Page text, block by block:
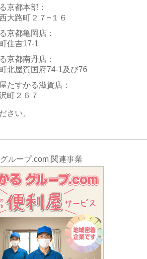
京都本部：
大路町２７−１６
京都亀岡店：
住吉17-1
京都南丹店：
北屋賀国府74-1及び76
たすかる滋賀店：
町２６７
さい。
ループ.com 関連事業